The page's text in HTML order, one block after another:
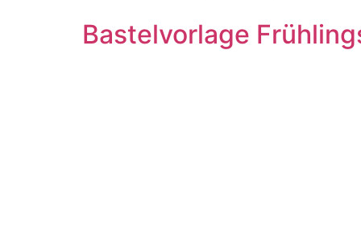
Bastelvorlage